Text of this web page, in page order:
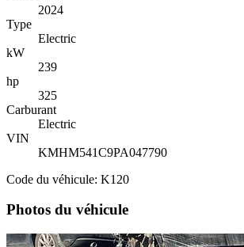
2024
Type
Electric
kW
239
hp
325
Carburant
Electric
VIN
KMHM541C9PA047790
Code du véhicule: K120
Photos du véhicule